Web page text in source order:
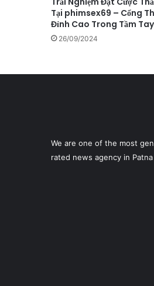
Tại phimsex69 – Cổng
Đỉnh Cao Trong Tầm Tay
26/09/2024
We are one of the most
rated news agency in Patna